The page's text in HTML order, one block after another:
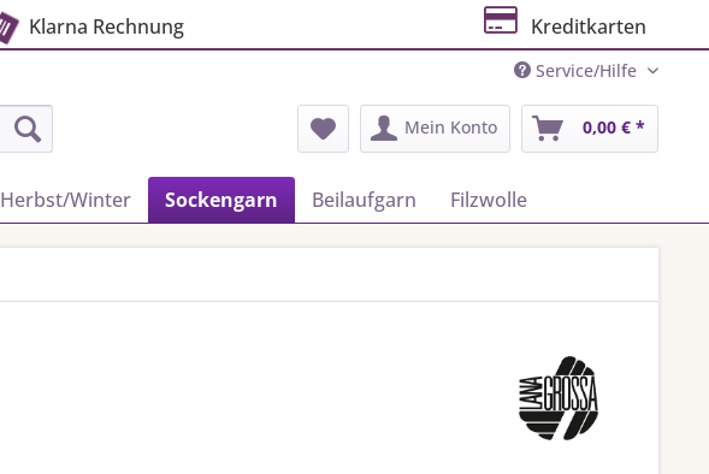
Klarna Rechnung Kreditkarten
Service/Hilfe
Mein Konto 0,00 € *
Herbst/Winter Sockengarn Beilaufgarn Filzwolle